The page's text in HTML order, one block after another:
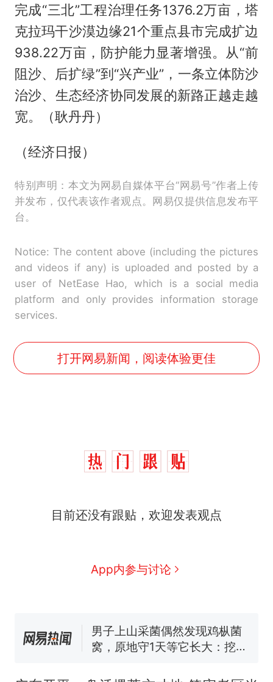
完成“三北”工程治理任务1376.2万亩，塔
克拉玛干沙漠边缘21个重点县市完成扩边
938.22万亩，防护能力显著增强。从“前
阻沙、后扩绿”到“兴产业”，一条立体防沙
治沙、生态经济协同发展的新路正越走越
宽。（耿丹丹）
（经济日报）
特别声明：本文为网易自媒体平台“网易号”作者上传
并发布，仅代表该作者观点。网易仅提供信息发布平
台。
Notice: The content above (including the pictures
and videos if any) is uploaded and posted by a
user of NetEase Hao, which is a social media
platform and only provides information storage
services.
打开网易新闻，阅读体验更佳
目前还没有跟贴，欢迎发表观点
App内参与讨论
人生
新 制裁瓜子饺子，美国怕什
么？
协会回应
男子上山采菌偶然发现鸡枞菌
窝，原地守1天等它长大：挖了
回大海 目击者直呼震惊 （视频